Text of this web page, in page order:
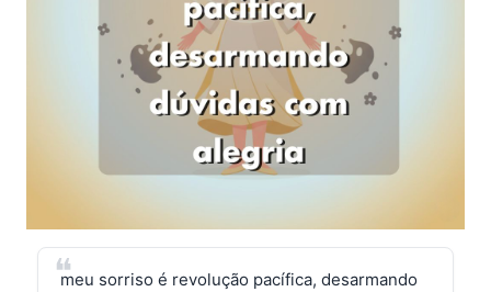
meu sorriso é revolução pacífica, desarmando